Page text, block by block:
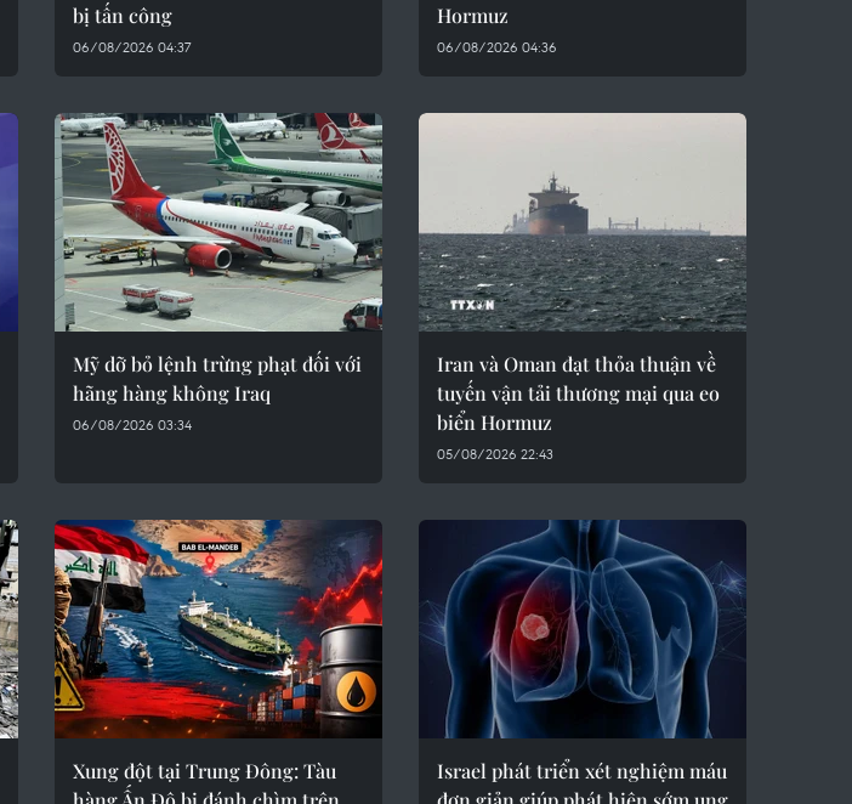
bị tấn công
06/08/2026 04:37
Hormuz
06/08/2026 04:36
Mỹ dỡ bỏ lệnh trừng phạt đối với
hãng hàng không Iraq
06/08/2026 03:34
Iran và Oman đạt thỏa thuận về
tuyến vận tải thương mại qua eo
biển Hormuz
05/08/2026 22:43
Xung đột tại Trung Đông: Tàu
Israel phát triển xét nghiệm máu